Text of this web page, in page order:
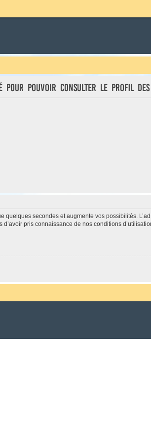
pour pouvoir consulter le profil des
quelques secondes et augmente vos possibilités.
pris connaissance de nos conditions